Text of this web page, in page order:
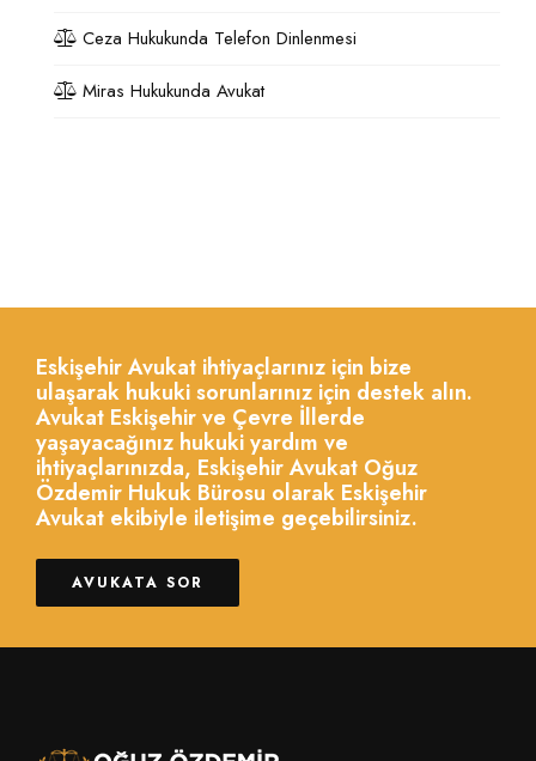
Ceza Hukukunda Telefon Dinlenmesi
Miras Hukukunda Avukat
Eskişehir Avukat ihtiyaçlarınız için bize
ulaşarak hukuki sorunlarınız için destek alın.
Avukat Eskişehir ve Çevre İllerde
yaşayacağınız hukuki yardım ve
ihtiyaçlarınızda, Eskişehir Avukat Oğuz
Özdemir Hukuk Bürosu olarak Eskişehir
Avukat ekibiyle iletişime geçebilirsiniz.
AVUKATA SOR